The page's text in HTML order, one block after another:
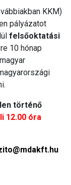
KKM)
pályázatot
felsőoktatási
10 hónap
történő
12.00 óra